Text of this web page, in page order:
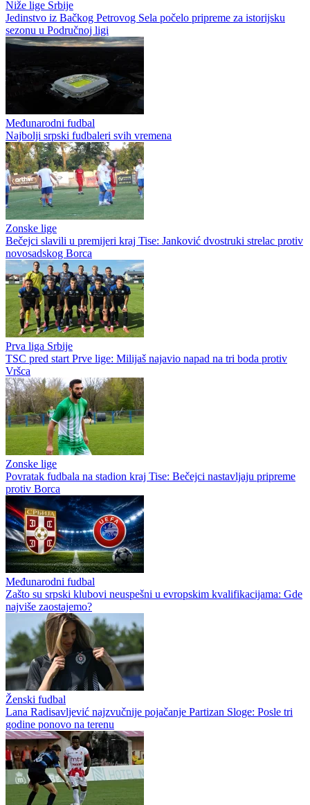
Niže lige Srbije
Jedinstvo iz Bačkog Petrovog Sela počelo pripreme za istorijsku
sezonu u Područnoj ligi
Međunarodni fudbal
Najbolji srpski fudbaleri svih vremena
Zonske lige
Bečejci slavili u premijeri kraj Tise: Janković dvostruki strelac protiv
novosadskog Borca
Prva liga Srbije
TSC pred start Prve lige: Milijaš najavio napad na tri boda protiv
Vršca
Zonske lige
Povratak fudbala na stadion kraj Tise: Bečejci nastavljaju pripreme
protiv Borca
Međunarodni fudbal
Zašto su srpski klubovi neuspešni u evropskim kvalifikacijama: Gde
najviše zaostajemo?
Ženski fudbal
Lana Radisavljević najzvučnije pojačanje Partizan Sloge: Posle tri
godine ponovo na terenu